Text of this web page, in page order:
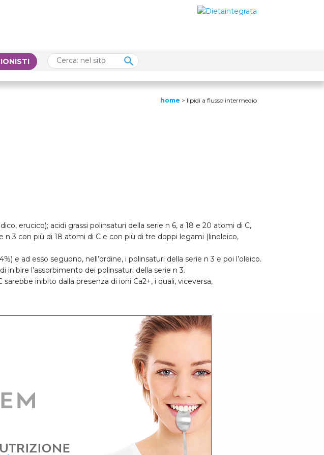
home > lipidi a flusso intermedio
erucico); acidi grassi polinsaturi della serie n 6, a 18 e 20 atomi di C,
n 3 con più di 18 atomi di C e con più di tre doppi legami (linoleico,
e ad esso seguono, nell’ordine, i polinsaturi della serie n 3 e poi l’oleico.
inibire l’assorbimento dei polinsaturi della serie n 3.
inibito dalla presenza di ioni Ca2+, i quali, viceversa,